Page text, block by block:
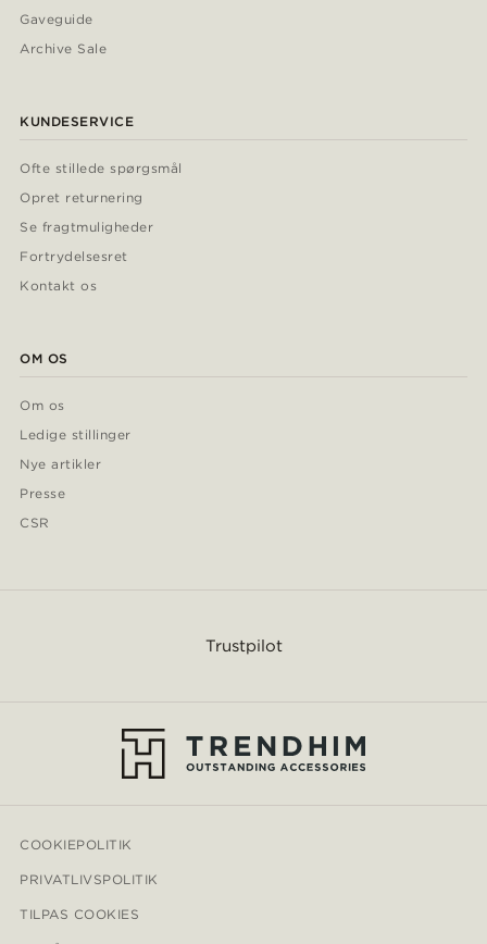
Gaveguide
Archive Sale
KUNDESERVICE
Ofte stillede spørgsmål
Opret returnering
Se fragtmuligheder
Fortrydelsesret
Kontakt os
OM OS
Om os
Ledige stillinger
Nye artikler
Presse
CSR
Trustpilot
COOKIEPOLITIK
PRIVATLIVSPOLITIK
TILPAS COOKIES